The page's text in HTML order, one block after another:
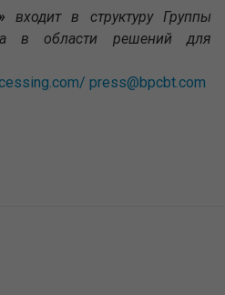
входит в структуру Группы
в области решений для
press@bpcbt.com